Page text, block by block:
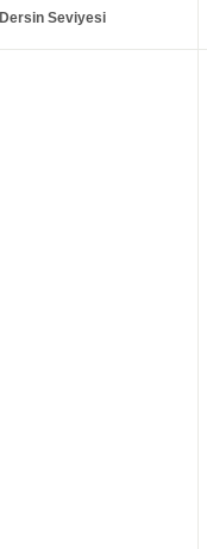
Dersin Seviyesi